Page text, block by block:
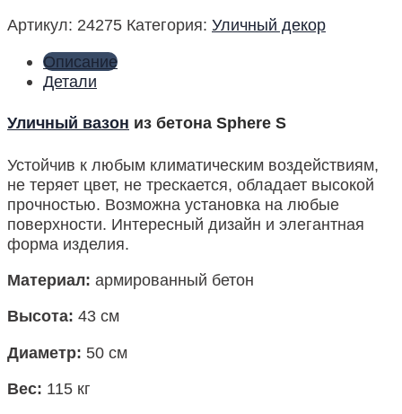
Артикул: 24275 Категория: Уличный декор
Описание
Детали
Уличный вазон из бетона Sphere S
Устойчив к любым климатическим воздействиям,
не теряет цвет, не трескается, обладает высокой
прочностью. Возможна установка на любые
поверхности. Интересный дизайн и элегантная
форма изделия.
Материал: армированный бетон
Высота: 43 см
Диаметр: 50 см
Вес: 115 кг